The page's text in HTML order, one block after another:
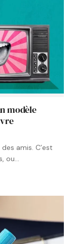
modèle
amis. C’est
ou…